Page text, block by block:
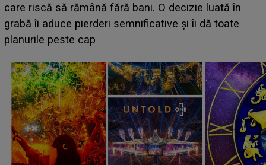
care riscă să rămână fără bani. O decizie luată în
grabă îi aduce pierderi semnificative și îi dă toate
planurile peste cap